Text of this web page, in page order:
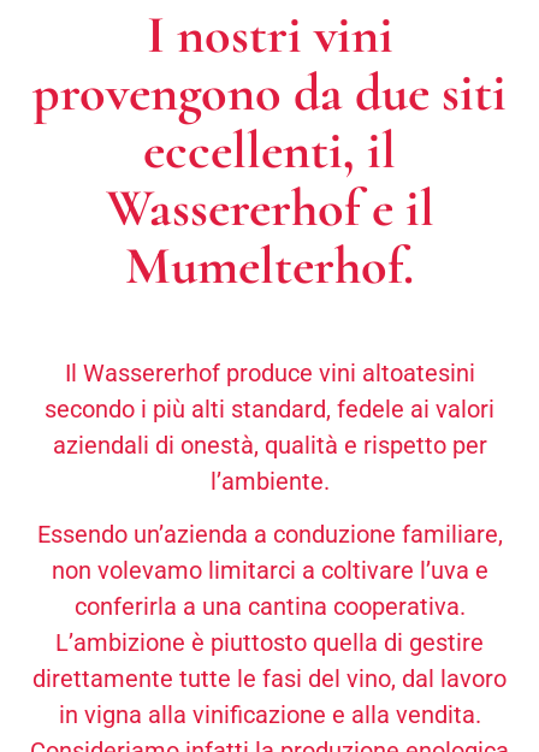
I nostri vini
provengono da due siti
eccellenti, il
Wassererhof e il
Mumelterhof.
Il Wassererhof produce vini altoatesini
secondo i più alti standard, fedele ai valori
aziendali di onestà, qualità e rispetto per
l’ambiente.
Essendo un’azienda a conduzione familiare,
non volevamo limitarci a coltivare l’uva e
conferirla a una cantina cooperativa.
L’ambizione è piuttosto quella di gestire
direttamente tutte le fasi del vino, dal lavoro
in vigna alla vinificazione e alla vendita.